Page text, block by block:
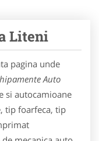
Liteni
pagina unde
Auto
si autocamioane
tip foarfeca, tip